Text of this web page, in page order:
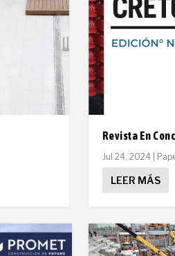
Revista En
Jul 24, 2024|
LEER MÁS